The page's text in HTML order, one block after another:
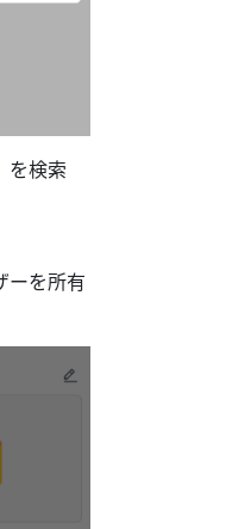
を検索
ーを所有